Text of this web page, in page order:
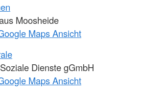
Moosheide
Maps Ansicht
Dienste gGmbH
Maps Ansicht